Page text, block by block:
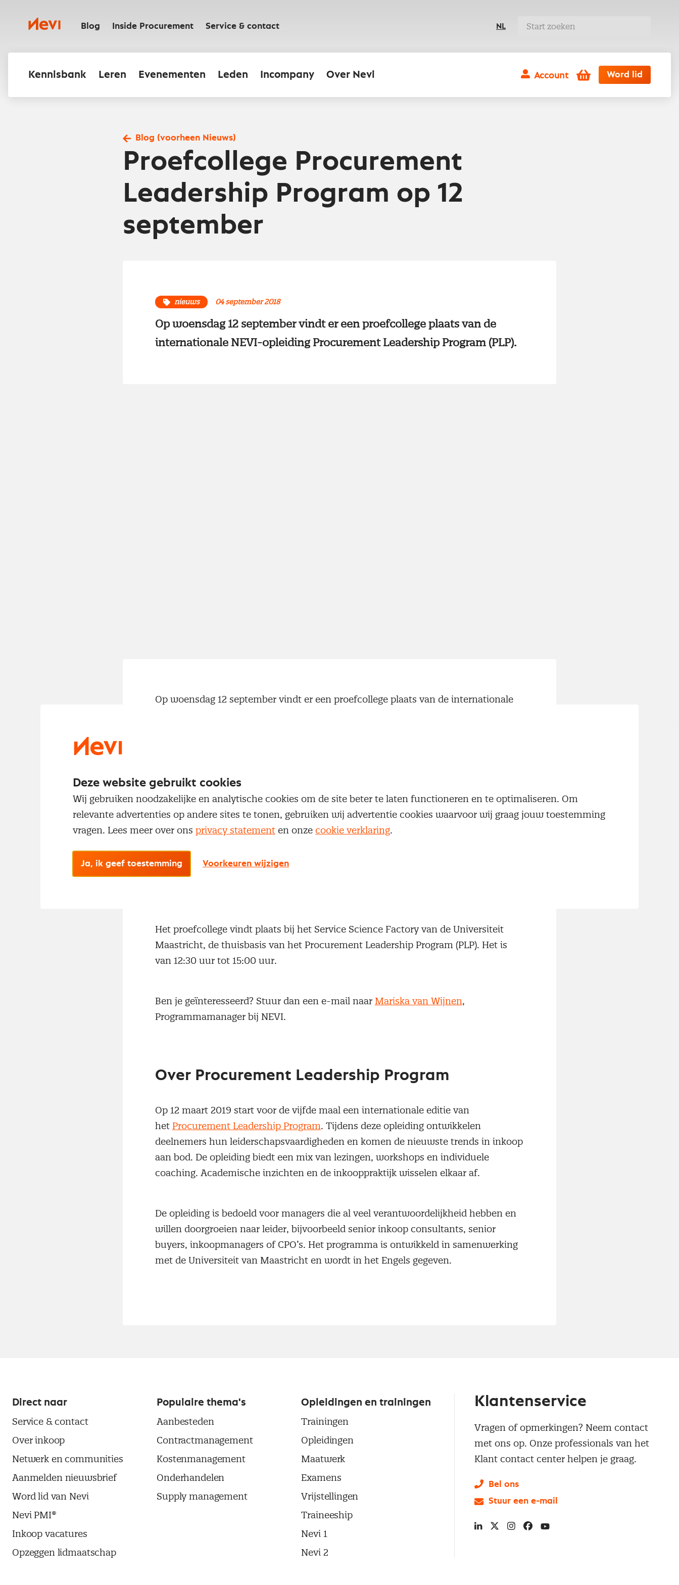
inhoudNevi Blog Inside Procurement Service & contact NL
Kennisbank Leren Evenementen Leden Incompany Over Nevi Account Winkelwagen
Word lid
Blog (voorheen Nieuws)
Proefcollege Procurement
Leadership Program op 12
september
nieuws 04 september 2018
Op woensdag 12 september vindt er een proefcollege plaats van de
internationale NEVI-opleiding Procurement Leadership Program (PLP).
Op woensdag 12 september vindt er een proefcollege plaats van de internationale
vragen te stellen over de aanmeldingsprocedure of vragen te stellen in het
algemeen.
Het proefcollege vindt plaats bij het Service Science Factory van de Universiteit
Maastricht, de thuisbasis van het Procurement Leadership Program (PLP). Het is
van 12:30 uur tot 15:00 uur.
Ben je geïnteresseerd? Stuur dan een e-mail naar Mariska van Wijnen,
Programmamanager bij NEVI.
Over Procurement Leadership Program
Op 12 maart 2019 start voor de vijfde maal een internationale editie van
het Procurement Leadership Program. Tijdens deze opleiding ontwikkelen
deelnemers hun leiderschapsvaardigheden en komen de nieuwste trends in inkoop
aan bod. De opleiding biedt een mix van lezingen, workshops en individuele
coaching. Academische inzichten en de inkooppraktijk wisselen elkaar af.
De opleiding is bedoeld voor managers die al veel verantwoordelijkheid hebben en
willen doorgroeien naar leider, bijvoorbeeld senior inkoop consultants, senior
buyers, inkoopmanagers of CPO’s. Het programma is ontwikkeld in samenwerking
met de Universiteit van Maastricht en wordt in het Engels gegeven.
Direct naar
Service & contact
Over inkoop
Netwerk en communities
Aanmelden nieuwsbrief
Word lid van Nevi
Nevi PMI®
Inkoop vacatures
Opzeggen lidmaatschap
Populaire thema's
Aanbesteden
Contractmanagement
Kostenmanagement
Onderhandelen
Supply management
Opleidingen en trainingen
Trainingen
Opleidingen
Maatwerk
Examens
Vrijstellingen
Traineeship
Nevi 1
Nevi 2
Klantenservice
Vragen of opmerkingen? Neem contact
met ons op. Onze professionals van het
Klant contact center helpen je graag.
Bel ons
Stuur een e-mail
LinkedIn
X Instagram
Facebook
YouTube
Deze website gebruikt cookies
Wij gebruiken noodzakelijke en analytische cookies om de site beter te laten functioneren en te optimaliseren. Om
relevante advertenties op andere sites te tonen, gebruiken wij advertentie cookies waarvoor wij graag jouw toestemming
vragen. Lees meer over ons privacy statement en onze cookie verklaring.
Ja, ik geef toestemming Voorkeuren wijzigen